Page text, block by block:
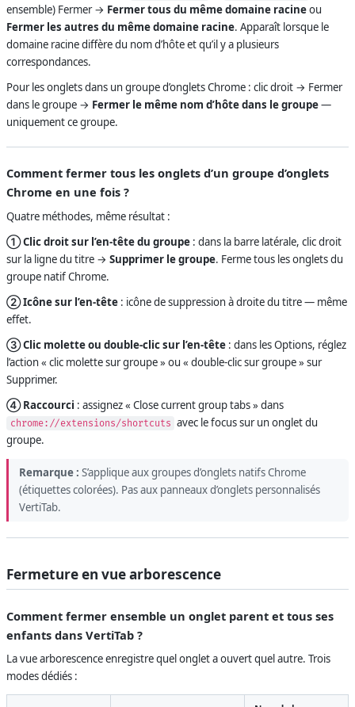
ensemble) Fermer → Fermer tous du même domaine racineou
Fermer les autres du même domaine racine. Apparaît lorsque le
domaine racine diffère du nom d’hôte et qu’il y a plusieurs
correspondances.
Pour les onglets dans un groupe d’onglets Chrome : clic droit → Fermer
dans le groupe → Fermer le même nom d’hôte dans le groupe—
uniquement ce groupe.
Comment fermer tous les onglets d’un groupe d’onglets
Chrome en une fois ?
Quatre méthodes, même résultat :
① Clic droit sur l’en-tête du groupe : dans la barre latérale, clic droit
sur la ligne du titre → Supprimer le groupe. Ferme tous les onglets du
groupe natif Chrome.
② Icône sur l’en-tête : icône de suppression à droite du titre — même
effet.
③ Clic molette ou double-clic sur l’en-tête : dans les Options, réglez
l’action « clic molette sur groupe » ou « double-clic sur groupe » sur
Supprimer.
④ Raccourci : assignez « Close current group tabs » dans
chrome://extensions/shortcuts avec le focus sur un onglet du
groupe.
Remarque : S’applique aux groupes d’onglets natifs Chrome
(étiquettes colorées). Pas aux panneaux d’onglets personnalisés
VertiTab.
Fermeture en vue arborescence
Comment fermer ensemble un onglet parent et tous ses
enfants dans VertiTab ?
La vue arborescence enregistre quel onglet a ouvert quel autre. Trois
modes dédiés :